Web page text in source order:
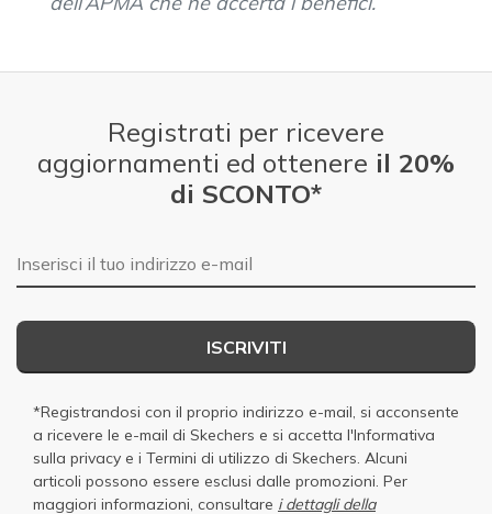
Registrati per ricevere
aggiornamenti ed ottenere il 20%
di SCONTO*
E-mail
ISCRIVITI
*Registrandosi con il proprio indirizzo e-mail, si acconsente
a ricevere le e-mail di Skechers e si accetta l'Informativa
sulla privacy e i Termini di utilizzo di Skechers. Alcuni
articoli possono essere esclusi dalle promozioni. Per
maggiori informazioni, consultare i dettagli della